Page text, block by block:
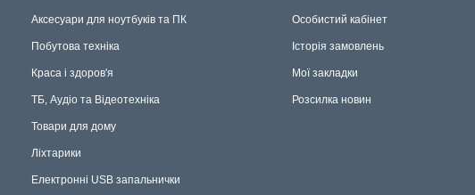
Аксесуари для ноутбуків та ПК
Побутова техніка
Краса і здоров'я
ТБ, Аудіо та Відеотехніка
Товари для дому
Ліхтарики
Електронні USB запальнички
Особистий кабінет
Історія замовлень
Мої закладки
Розсилка новин